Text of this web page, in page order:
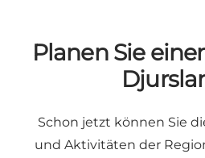
Planen Sie
Schon jetzt können Sie
und Aktivitäten der